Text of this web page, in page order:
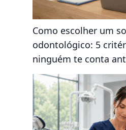
Como escolher um
odontológico: 5
ninguém te conta